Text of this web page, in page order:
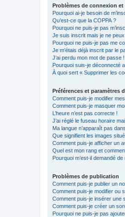
Problèmes de connexion et
Pourquoi ai-je besoin de
Qu’est-ce que la COPPA ?
Pourquoi ne puis-je pas
Je suis inscrit mais je ne
Pourquoi ne puis-je pas me
Je m’étais déjà inscrit par le
J’ai perdu mon mot de passe !
Pourquoi suis-je déconnecté
À quoi sert « Supprimer les
Préférences et paramètres
Comment puis-je modifier
Comment puis-je masquer
L’heure n’est pas correcte !
J’ai réglé le fuseau horaire
Ma langue n’apparaît pas
Que signifient les images
Comment puis-je afficher un
Quel est mon rang et
Pourquoi m’est-il demandé
Problèmes de publication
Comment puis-je publier un
Comment puis-je modifier ou
Comment puis-je insérer une
Comment puis-je créer un
Pourquoi ne puis-je pas